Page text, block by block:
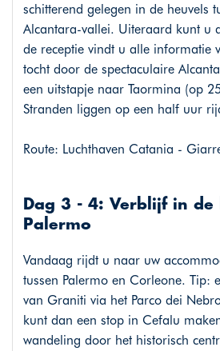
schitterend gelegen in de heuvels
Alcantara-vallei. Uiteraard kunt u
de receptie vindt u alle informatie
tocht door de spectaculaire
een uitstapje naar Taormina (op
Stranden liggen op een half uur
Route: Luchthaven Catania -
Dag 3 - 4: Verblijf in de
Palermo
Vandaag rijdt u naar uw
tussen Palermo en Corleone. Tip:
van Graniti via het Parco dei
kunt dan een stop in Cefalu
wandeling door het historisch